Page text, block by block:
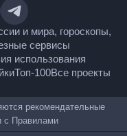
России и мира,
полезные сервисы
использования
применяются